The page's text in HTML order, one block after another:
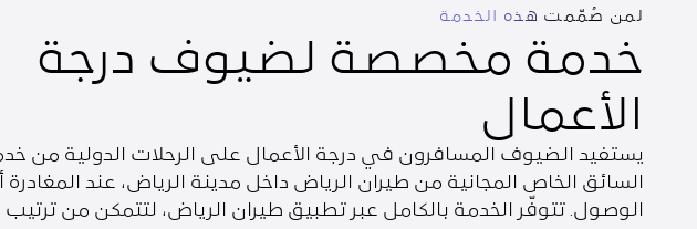
لمن صُمّمت هذه الخدمة
خدمة مخصصة لضيوف درجة
الأعمال
يستفيد الضيوف المسافرون في درجة الأعمال على الرحلات الدولية من
السائق الخاص المجانية من طيران الرياض داخل مدينة الرياض، عند المغادرة
الوصول. تتوفّر الخدمة بالكامل عبر تطبيق طيران الرياض، لتتمكن من ترتيب